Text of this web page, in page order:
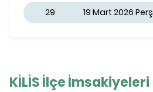
29
19 Mart 2026
KİLİS İlçe İmsakiyeleri